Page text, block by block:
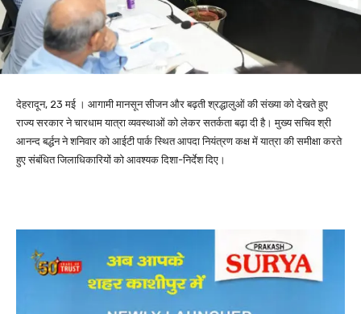
देहरादून, 23 मई । आगामी मानसून सीजन और बढ़ती श्रद्धालुओं की संख्या को देखते हुए
राज्य सरकार ने चारधाम यात्रा व्यवस्थाओं को लेकर सतर्कता बढ़ा दी है। मुख्य सचिव श्री
आनन्द बर्द्धन ने शनिवार को आईटी पार्क स्थित आपदा नियंत्रण कक्ष में यात्रा की समीक्षा करते
हुए संबंधित जिलाधिकारियों को आवश्यक दिशा-निर्देश दिए।